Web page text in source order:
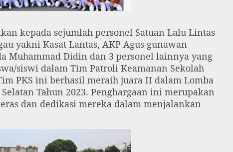
kepada sejumlah personel Satuan Lalu Lintas
yakni Kasat Lantas, AKP Agus gunawan
Muhammad Didin dan 3 personel lainnya yang
siswi dalam Tim Patroli Keamanan Sekolah
PKS ini berhasil meraih juara II dalam Lomba
Tahun 2023. Penghargaan ini merupakan
dan dedikasi mereka dalam menjalankan